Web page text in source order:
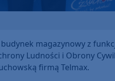
magazynowy z
Ludności i Obrony
firmą Telmax.